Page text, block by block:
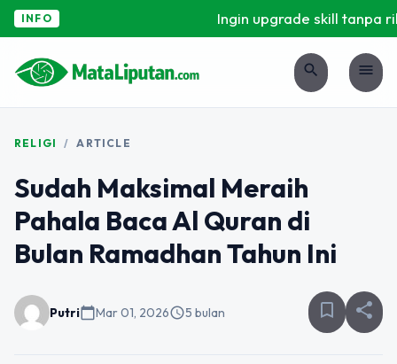
INFO Ingin upgrade skill tanpa
search menu
RELIGI / ARTICLE
Sudah Maksimal Meraih
Pahala Baca Al Quran di
Bulan Ramadhan Tahun Ini
Putricalendar_todayMar 01, 2026schedule5 bulan bookmark_border share